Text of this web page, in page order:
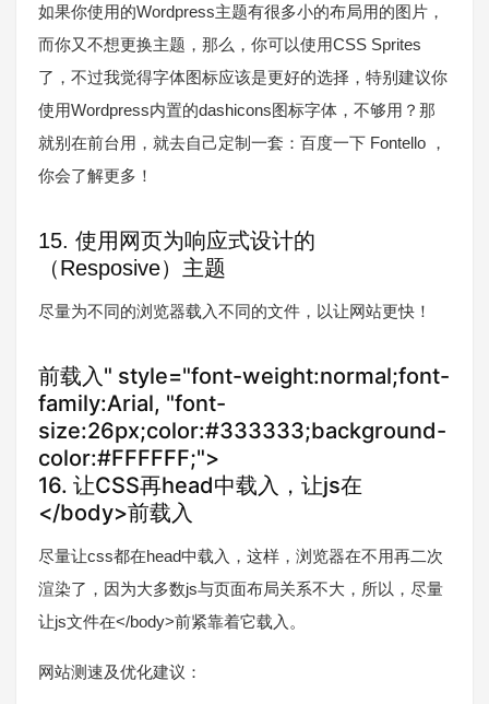
如果你使用的Wordpress主题有很多小的布局用的图片，
而你又不想更换主题，那么，你可以使用CSS Sprites
了，不过我觉得字体图标应该是更好的选择，特别建议你
使用Wordpress内置的dashicons图标字体，不够用？那
就别在前台用，就去自己定制一套：百度一下 Fontello ，
你会了解更多！
15. 使用网页为响应式设计的
（Resposive）主题
尽量为不同的浏览器载入不同的文件，以让网站更快！
前载入" style="font-weight:normal;font-
family:Arial, "font-
size:26px;color:#333333;background-
color:#FFFFFF;">
16. 让CSS再head中载入，让js在
</body>前载入
尽量让css都在head中载入，这样，浏览器在不用再二次
渲染了，因为大多数js与页面布局关系不大，所以，尽量
让js文件在</body>前紧靠着它载入。
网站测速及优化建议：